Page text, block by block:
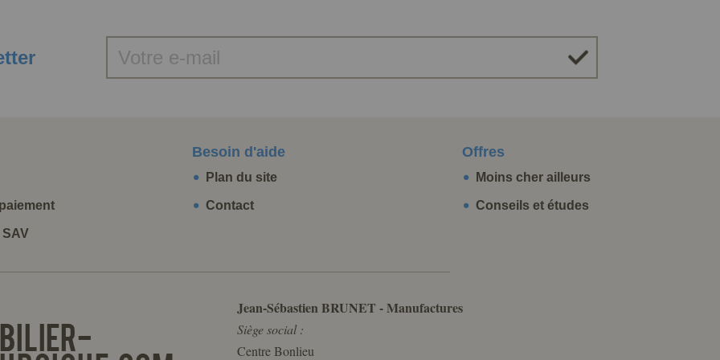
Besoin d'aide
Plan du site
Contact
Offres
Moins cher ailleurs
Conseils et études
Jean-Sébastien BRUNET - Manufactures
Siège social :
Centre Bonlieu